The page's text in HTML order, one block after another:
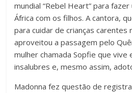
mundial “Rebel Heart” para
África com os filhos. A cantora,
para cuidar de crianças carentes
aproveitou a passagem pelo
mulher chamada Sopfie que vive
insalubres e, mesmo assim,
Madonna fez questão de